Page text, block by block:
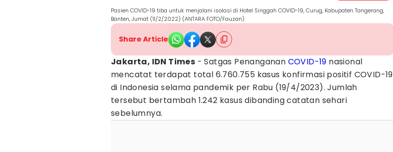
Pasien COVID-19 tiba untuk menjalani isolasi di Hotel Singgah COVID-19, Curug, Kabupaten Tangerang,
Banten, Jumat (11/2/2022) (ANTARA FOTO/Fauzan)
Share Article
Jakarta, IDN Times - Satgas Penanganan COVID-19 nasional
mencatat terdapat total 6.760.755 kasus konfirmasi positif COVID-19
di Indonesia selama pandemik per Rabu (19/4/2023). Jumlah
tersebut bertambah 1.242 kasus dibanding catatan sehari
sebelumnya.